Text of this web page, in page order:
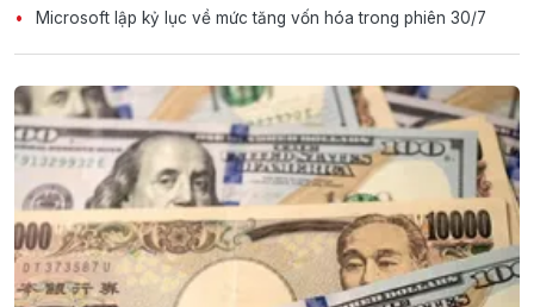
Microsoft lập kỷ lục về mức tăng vốn hóa trong phiên 30/7